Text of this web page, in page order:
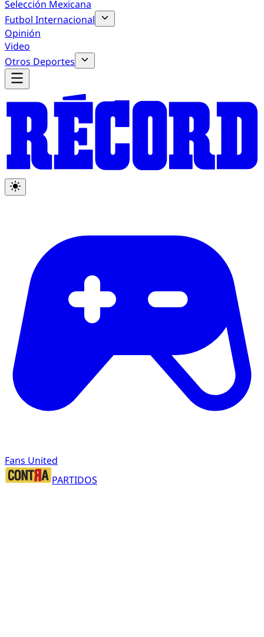
Selección Mexicana
Futbol Internacional
Opinión
Video
Otros Deportes
Fans United
PARTIDOS